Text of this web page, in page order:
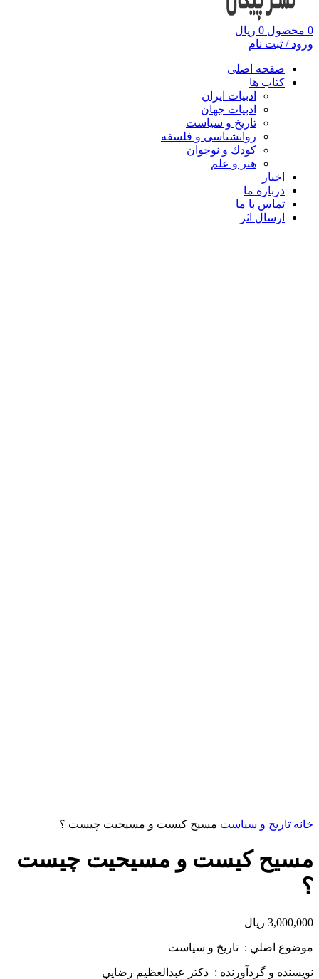
0 محصول 0 ریال
ورود / ثبت نام
صفحه اصلی
کتاب ها
ادبیات ایران
ادبیات جهان
تاریخ و سیاست
روانشناسی و فلسفه
کودك و نوجوان
هنر و علم
اخبار
درباره ما
تماس با ما
ارسال اثر
خانه تاریخ و سیاست مسیح کیست و مسیحیت چیست ؟
مسیح کیست و مسیحیت چیست
؟
3,000,000 ریال
موضوع اصلي : تاريخ و سياست
نويسنده و گردآورنده : دكتر عبدالعظيم رضايي